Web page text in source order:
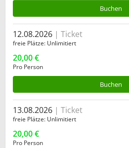
Buchen
12.08.2026 Ticket
freie Plätze Unlimitiert
20,00 €
Pro Person
Buchen
13.08.2026 Ticket
freie Plätze Unlimitiert
20,00 €
Pro Person